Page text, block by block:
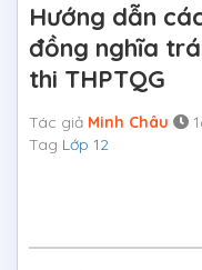
Hướng dẫn
đồng nghĩa
thi THPTQG
Tác giả Minh Châu
Tag Lớp 12